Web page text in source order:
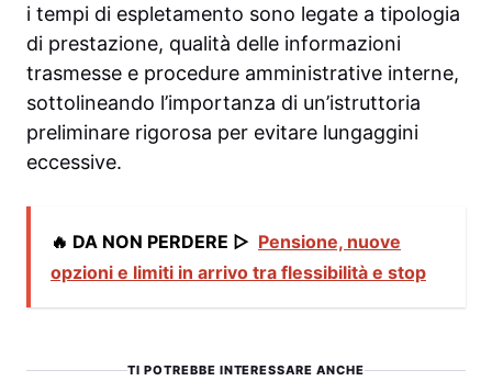
i tempi di espletamento sono legate a tipologia
di prestazione, qualità delle informazioni
trasmesse e procedure amministrative interne,
sottolineando l’importanza di un’istruttoria
preliminare rigorosa per evitare lungaggini
eccessive.
🔥 DA NON PERDERE ▷ Pensione, nuove
opzioni e limiti in arrivo tra flessibilità e stop
TI POTREBBE INTERESSARE ANCHE